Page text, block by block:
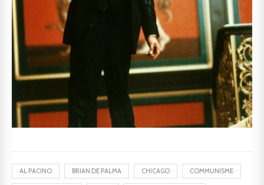
AL PACINO BRIAN DE PALMA CHICAGO COMMUNISME